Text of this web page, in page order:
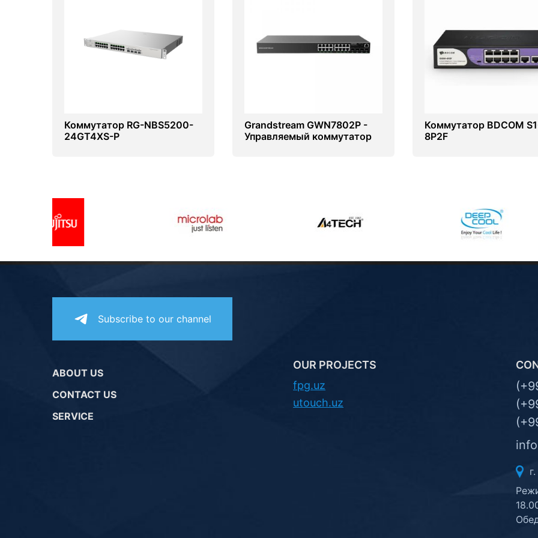
Коммутатор RG-NBS5200-
24GT4XS-P
Grandstream GWN7802P -
Управляемый коммутатор
Коммутатор BDCOM
8P2F
Subscribe to our channel
ABOUT US
CONTACT US
SERVICE
OUR PROJECTS
fpg.uz
utouch.uz